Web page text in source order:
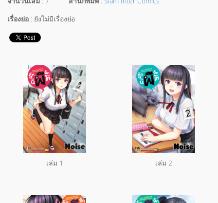
เรื่องย่อ : ยังไม่มีเรื่องย่อ
เล่ม 1 เล่ม 2